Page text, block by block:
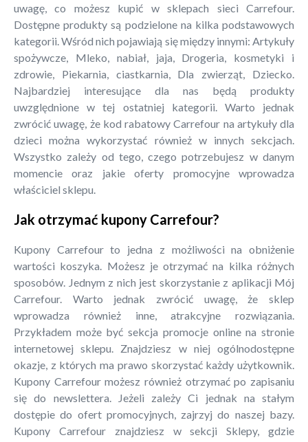
uwagę, co możesz kupić w sklepach sieci Carrefour.
Dostępne produkty są podzielone na kilka podstawowych
kategorii. Wśród nich pojawiają się między innymi: Artykuły
spożywcze, Mleko, nabiał, jaja, Drogeria, kosmetyki i
zdrowie, Piekarnia, ciastkarnia, Dla zwierząt, Dziecko.
Najbardziej interesujące dla nas będą produkty
uwzględnione w tej ostatniej kategorii. Warto jednak
zwrócić uwagę, że kod rabatowy Carrefour na artykuły dla
dzieci można wykorzystać również w innych sekcjach.
Wszystko zależy od tego, czego potrzebujesz w danym
momencie oraz jakie oferty promocyjne wprowadza
właściciel sklepu.
Jak otrzymać kupony Carrefour?
Kupony Carrefour to jedna z możliwości na obniżenie
wartości koszyka. Możesz je otrzymać na kilka różnych
sposobów. Jednym z nich jest skorzystanie z aplikacji Mój
Carrefour. Warto jednak zwrócić uwagę, że sklep
wprowadza również inne, atrakcyjne rozwiązania.
Przykładem może być sekcja promocje online na stronie
internetowej sklepu. Znajdziesz w niej ogólnodostępne
okazje, z których ma prawo skorzystać każdy użytkownik.
Kupony Carrefour możesz również otrzymać po zapisaniu
się do newslettera. Jeżeli zależy Ci jednak na stałym
dostępie do ofert promocyjnych, zajrzyj do naszej bazy.
Kupony Carrefour znajdziesz w sekcji Sklepy, gdzie